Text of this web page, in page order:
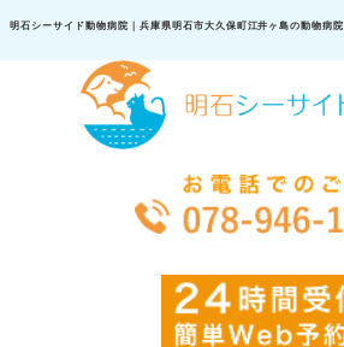
明石シーサイド動物病院｜兵庫県明石市大久保町江井ヶ島の動物病院